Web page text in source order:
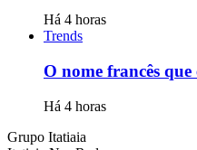
Há 4 horas
Trends
O nome francês
Há 4 horas
Grupo Itatiaia